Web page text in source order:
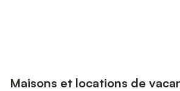
Maisons et locations de